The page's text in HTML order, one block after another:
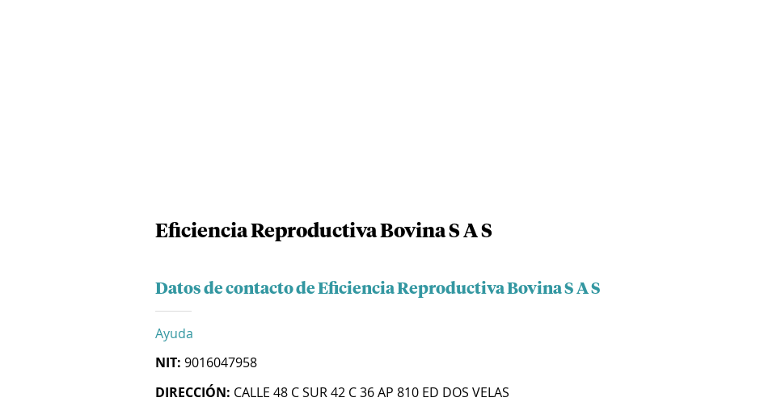
Eficiencia Reproductiva Bovina S A S
Datos de contacto de Eficiencia Reproductiva Bovina S A S
Ayuda
NIT: 9016047958
DIRECCIÓN: CALLE 48 C SUR 42 C 36 AP 810 ED DOS VELAS